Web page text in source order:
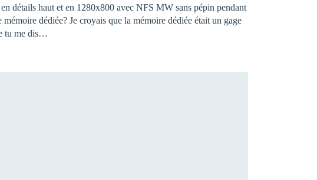
détails haut et en 1280x800 avec NFS MW sans pépin pendant
dédiée? Je croyais que la mémoire dédiée était un gage
tu me dis…